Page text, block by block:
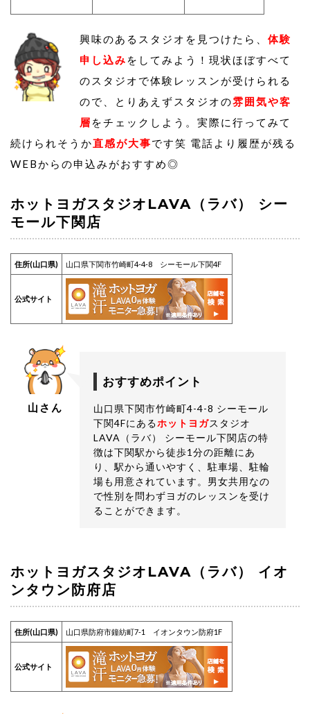
興味のあるスタジオを見つけたら、 体験
申し込み をしてみよう！現状ほぼすべて
のスタジオで体験レッスンが受けられる
ので、とりあえずスタジオの雰囲気や客
層 をチェックしよう。実際に行ってみて
続けられそうか直感が大事です笑 電話より履歴が残る
WEBからの申込みがおすすめ◎
ホットヨガスタジオLAVA（ラバ） シー
モール下関店
住所(山口県) 山口県下関市竹崎町4-4-8 シーモール下関4F
公式サイト
山さん
おすすめポイント
山口県下関市竹崎町4-4-8 シーモール
下関4Fにあるホットヨガスタジオ
LAVA（ラバ） シーモール下関店の特
徴は下関駅から徒歩1分の距離にあ
り、駅から通いやすく、駐車場、駐輪
場も用意されています。男女共用なの
で性別を問わずヨガのレッスンを受け
ることができます。
ホットヨガスタジオLAVA（ラバ） イオ
ンタウン防府店
住所(山口県) 山口県防府市鐘紡町7-1 イオンタウン防府1F
公式サイト